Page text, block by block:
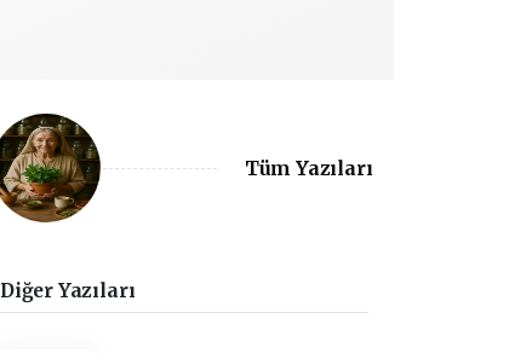
Tüm Yazıları
Diğer Yazıları